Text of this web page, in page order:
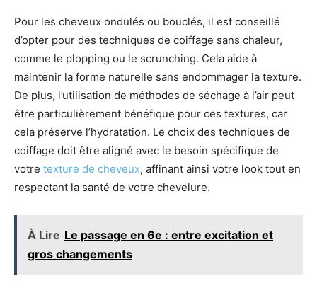
Pour les cheveux ondulés ou bouclés, il est conseillé
d’opter pour des techniques de coiffage sans chaleur,
comme le plopping ou le scrunching. Cela aide à
maintenir la forme naturelle sans endommager la texture.
De plus, l’utilisation de méthodes de séchage à l’air peut
être particulièrement bénéfique pour ces textures, car
cela préserve l’hydratation. Le choix des techniques de
coiffage doit être aligné avec le besoin spécifique de
votre texture de cheveux, affinant ainsi votre look tout en
respectant la santé de votre chevelure.
À Lire Le passage en 6e : entre excitation et
gros changements